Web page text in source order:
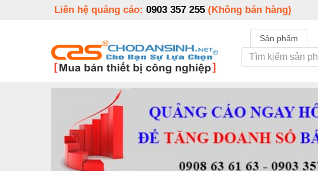
Liên hệ quảng cáo: 0903 357 255 (Không bán hàng)
Sản phẩm